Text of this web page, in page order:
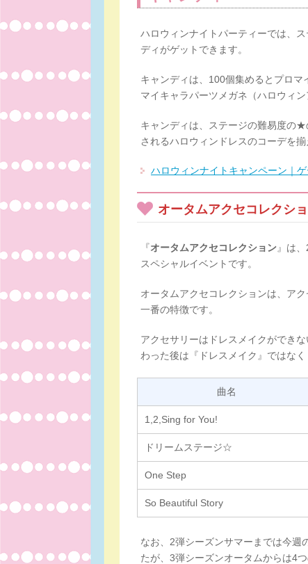
ハロウィンナイトパーティーでは、
ディがゲットできます。
キャンディは、100個集めるとプロ
マイキャラパーツメガネ（ハロウィ
キャンディは、ステージの難易度の
されるハロウィンドレスのコーデを
ハロウィンナイトキャンペーン｜
オータムアクセコレクシ
『オータムアクセコレクション』は
スペシャルイベントです。
オータムアクセコレクションは、ア
一番の特徴です。
アクセサリーはドレスメイクができ
わった後は『ドレスメイク』ではな
曲名
1,2,Sing for You!
ドリームステージ☆
One Step
So Beautiful Story
なお、2弾シーズンサマーまでは今週
たが、3弾シーズンオータムからは4